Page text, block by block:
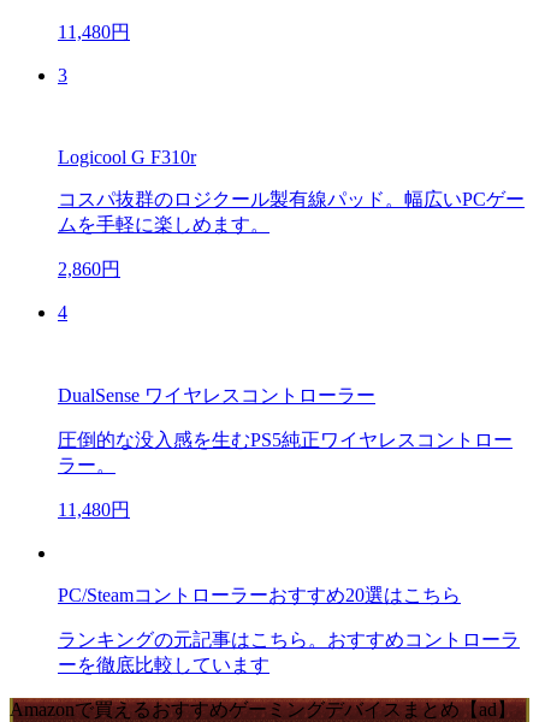
11,480円
3
Logicool G F310r
コスパ抜群のロジクール製有線パッド。幅広いPCゲー
ムを手軽に楽しめます。
2,860円
4
DualSense ワイヤレスコントローラー
圧倒的な没入感を生むPS5純正ワイヤレスコントロー
ラー。
11,480円
PC/Steamコントローラーおすすめ20選はこちら
ランキングの元記事はこちら。おすすめコントローラ
ーを徹底比較しています
Amazonで買えるおすすめゲーミングデバイスまとめ【ad】